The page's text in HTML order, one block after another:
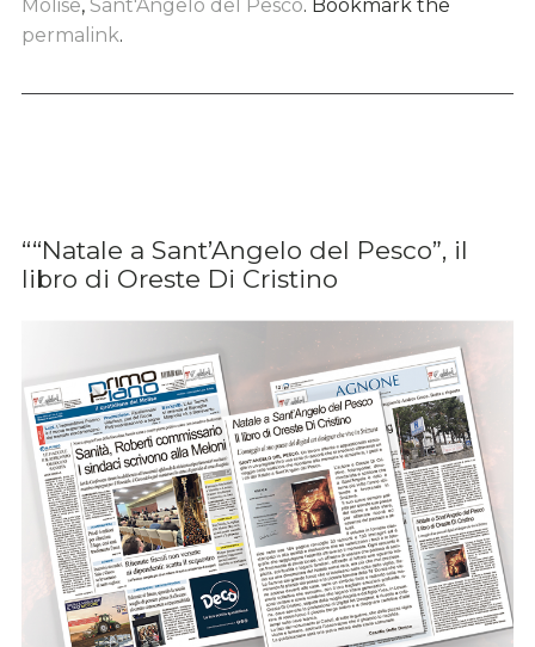
Molise, Sant'Angelo del Pesco. Bookmark the
permalink.
““Natale a Sant’Angelo del Pesco”, il
libro di Oreste Di Cristino